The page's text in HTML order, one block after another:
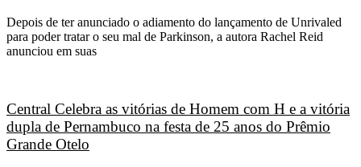
Depois de ter anunciado o adiamento do lançamento de Unrivaled
para poder tratar o seu mal de Parkinson, a autora Rachel Reid
anunciou em suas
Central Celebra as vitórias de Homem com H e a vitória
dupla de Pernambuco na festa de 25 anos do Prêmio
Grande Otelo